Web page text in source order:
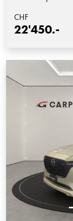
CHF
22'450.-